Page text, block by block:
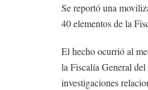
Se reportó una
40 elementos de la
El hecho ocurrió al
la Fiscalía General
investigaciones